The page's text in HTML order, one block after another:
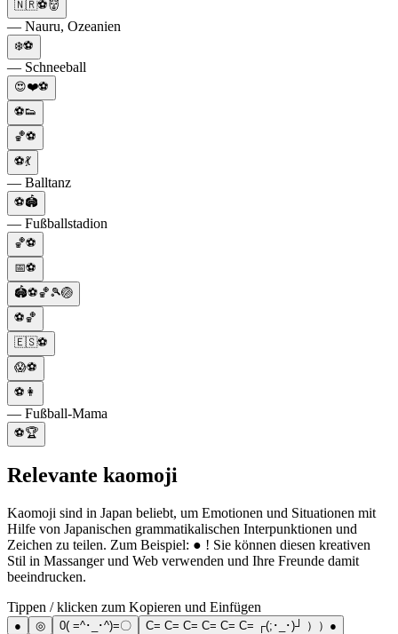
🇳🇷⚽👹
— Nauru, Ozeanien
❄️⚽
— Schneeball
😍❤️⚽
⚽👟
🏀⚽
⚽💃
— Balltanz
⚽🏟
— Fußballstadion
🏀⚽
📅⚽
🏟️⚽🏀🎾🏐
⚽🏀
🇪🇸⚽
😱⚽
⚽👩
— Fußball-Mama
⚽🏆
Relevante kaomoji
Kaomoji sind in Japan beliebt, um Emotionen und Situationen mit
Hilfe von Japanischen grammatikalischen Interpunktionen und
Zeichen zu teilen. Zum Beispiel: ● ! Sie können diesen kreativen
Stil in Massanger und Web verwenden und Ihre Freunde damit
beeindrucken.
Tippen / klicken zum Kopieren und Einfügen
● ◎ 0( =^･_･^)=〇
C= C= C= C= C= C= ┌(;･_･)┘ ））●